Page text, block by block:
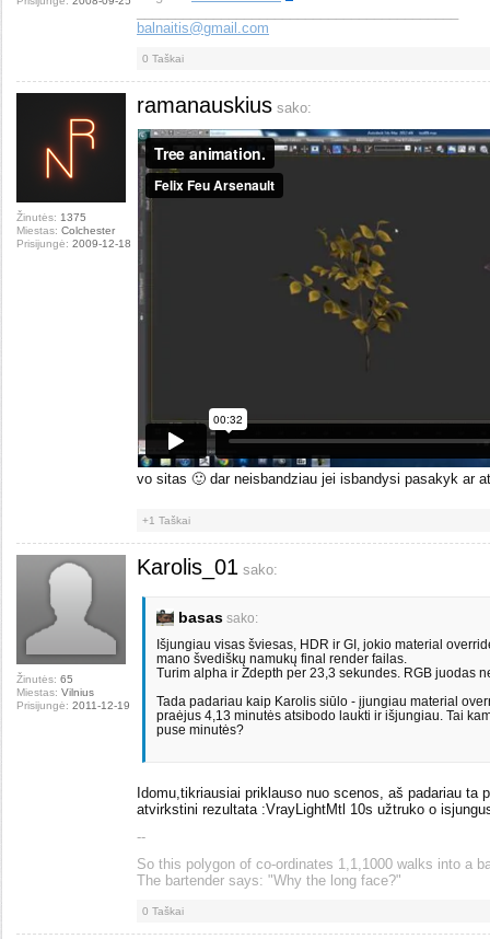
balnaitis@gmail.com
0 Taškai
Žinutės: 1375
Miestas: Colchester
Prisijungė: 2009-12-18
ramanauskius sako:
vo sitas 🙂 dar neisbandziau jei isbandysi pasakyk ar
+1 Taškai
Žinutės: 65
Miestas: Vilnius
Prisijungė: 2011-12-19
Karolis_01 sako:
basas sako:
Išjungiau visas šviesas, HDR ir GI, jokio material
mano švediškų namukų final render failas.
Turim alpha ir Zdepth per 23,3 sekundes. RGB juodas
Tada padariau kaip Karolis siūlo - įjungiau material
praėjus 4,13 minutės atsibodo laukti ir išjungiau. Tai
puse minutės?
Idomu,tikriausiai priklauso nuo scenos, aš padariau ta
atvirkstini rezultata :VrayLightMtl 10s užtruko o
--
So this polygon of co-ordinates 1,1,1000 walks into a
The bartender says: "Why the long face?"
0 Taškai